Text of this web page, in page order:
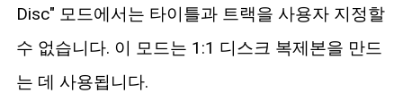
Disc" 모드에서는 타이틀과 트랙을 사용자 지정할
수 없습니다. 이 모드는 1:1 디스크 복제본을 만드
는 데 사용됩니다.